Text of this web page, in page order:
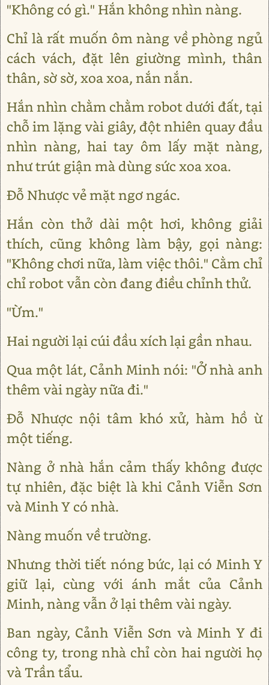
"Không có gì." Hắn không nhìn nàng.
Chỉ là rất muốn ôm nàng về phòng ngủ
cách vách, đặt lên giường mình, thân
thân, sờ sờ, xoa xoa, nắn nắn.
Hắn nhìn chằm chằm robot dưới đất, tại
chỗ im lặng vài giây, đột nhiên quay đầu
nhìn nàng, hai tay ôm lấy mặt nàng,
như trút giận mà dùng sức xoa xoa.
Đỗ Nhược vẻ mặt ngơ ngác.
Hắn còn thở dài một hơi, không giải
thích, cũng không làm bậy, gọi nàng:
"Không chơi nữa, làm việc thôi." Cằm chỉ
chỉ robot vẫn còn đang điều chỉnh thử.
"Ừm."
Hai người lại cúi đầu xích lại gần nhau.
Qua một lát, Cảnh Minh nói: "Ở nhà anh
thêm vài ngày nữa đi."
Đỗ Nhược nội tâm khó xử, hàm hồ ừ
một tiếng.
Nàng ở nhà hắn cảm thấy không được
tự nhiên, đặc biệt là khi Cảnh Viễn Sơn
và Minh Y có nhà.
Nàng muốn về trường.
Nhưng thời tiết nóng bức, lại có Minh Y
giữ lại, cùng với ánh mắt của Cảnh
Minh, nàng vẫn ở lại thêm vài ngày.
Ban ngày, Cảnh Viễn Sơn và Minh Y đi
công ty, trong nhà chỉ còn hai người họ
và Trần tẩu.